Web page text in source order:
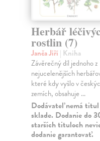
Herbář
rostlin (7)
Janča Jiří | Kniha
Závěrečný díl jednoho z
nejucelenějších
které kdy vyšlo v
zemích, obsahuje ...
Dodávateľ nemá
sklade. Dodanie do
starších tituloch
dodanie garantovať.